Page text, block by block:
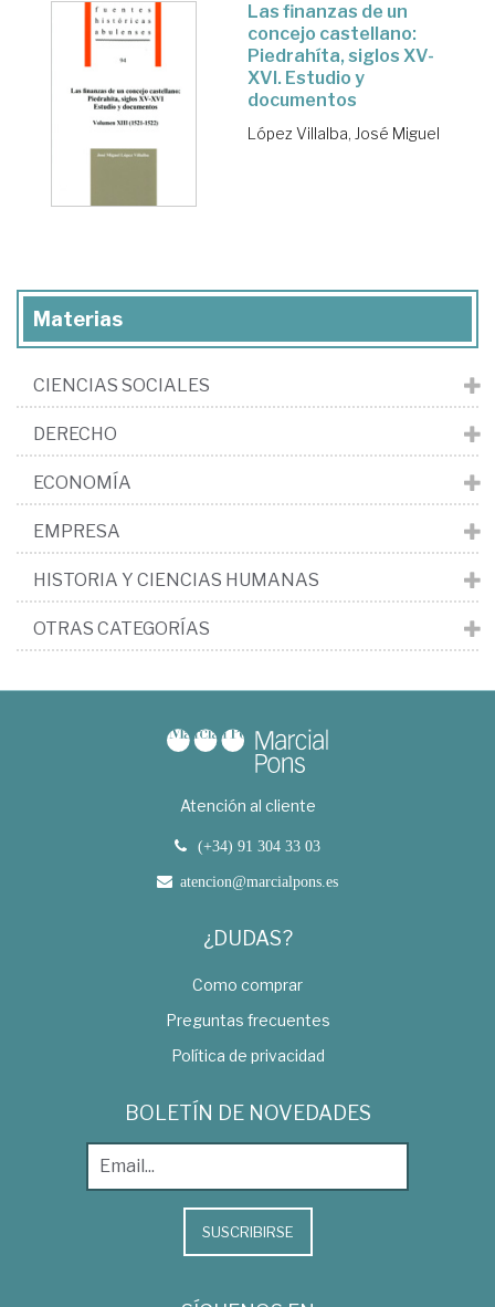
Las finanzas de un
concejo castellano:
Piedrahíta, siglos XV-
XVI. Estudio y
documentos
López Villalba, José Miguel
Materias
CIENCIAS SOCIALES
DERECHO
ECONOMÍA
EMPRESA
HISTORIA Y CIENCIAS HUMANAS
OTRAS CATEGORÍAS
Atención al cliente
(+34) 91 304 33 03
atencion@marcialpons.es
¿DUDAS?
Como comprar
Preguntas frecuentes
Política de privacidad
BOLETÍN DE NOVEDADES
SUSCRIBIRSE